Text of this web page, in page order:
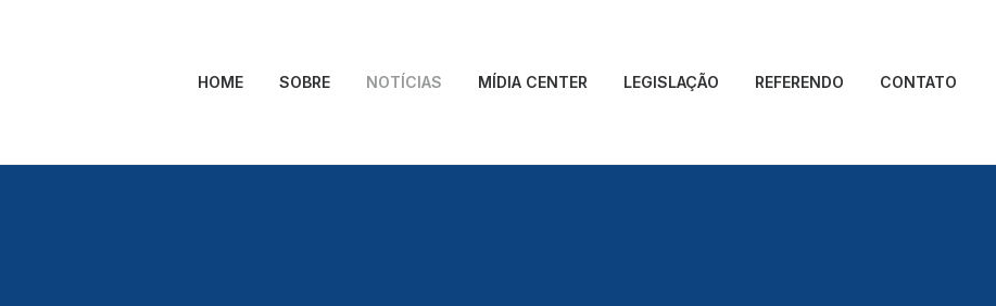
HOME SOBRE NOTÍCIAS MÍDIA CENTER LEGISLAÇÃO REFERENDO CONTATO